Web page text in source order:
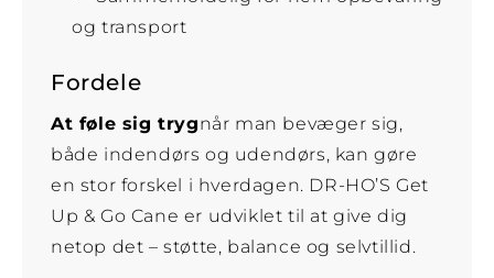
og transport
Fordele
At føle sig trygnår man bevæger sig,
både indendørs og udendørs, kan gøre
en stor forskel i hverdagen. DR-HO’S Get
Up & Go Cane er udviklet til at give dig
netop det – støtte, balance og selvtillid.